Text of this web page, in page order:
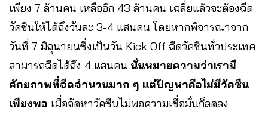
เพียง 7 ล้านคน เหลืออีก 43 ล้านคน เฉลี่ยแล้วจะต้องฉีด
วัคซีนให้ได้ถึงวันละ 3-4 แสนคน โดยหากพิจารณาจาก
วันที่ 7 มิถุนายนซึ่งเป็นวัน Kick Off ฉีดวัคซีนทั่วประเทศ
สามารถฉีดได้ถึง 4 แสนคน นั่นหมายความว่าเรามี
ศักยภาพที่ฉีดจำนวนมาก ๆ แต่ปัญหาคือไม่มีวัคซีน
เพียงพอ เมื่อจัดหาวัคซีนไม่พอความเชื่อมั่นก็ลดลง